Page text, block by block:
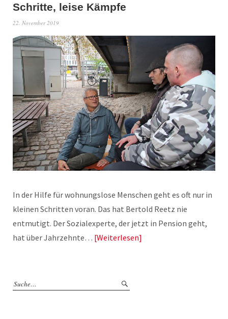
Schritte, leise Kämpfe
22. November 2019
In der Hilfe für wohnungslose Menschen geht es oft nur in
kleinen Schritten voran. Das hat Bertold Reetz nie
entmutigt. Der Sozialexperte, der jetzt in Pension geht,
hat über Jahrzehnte… Weiterlesen